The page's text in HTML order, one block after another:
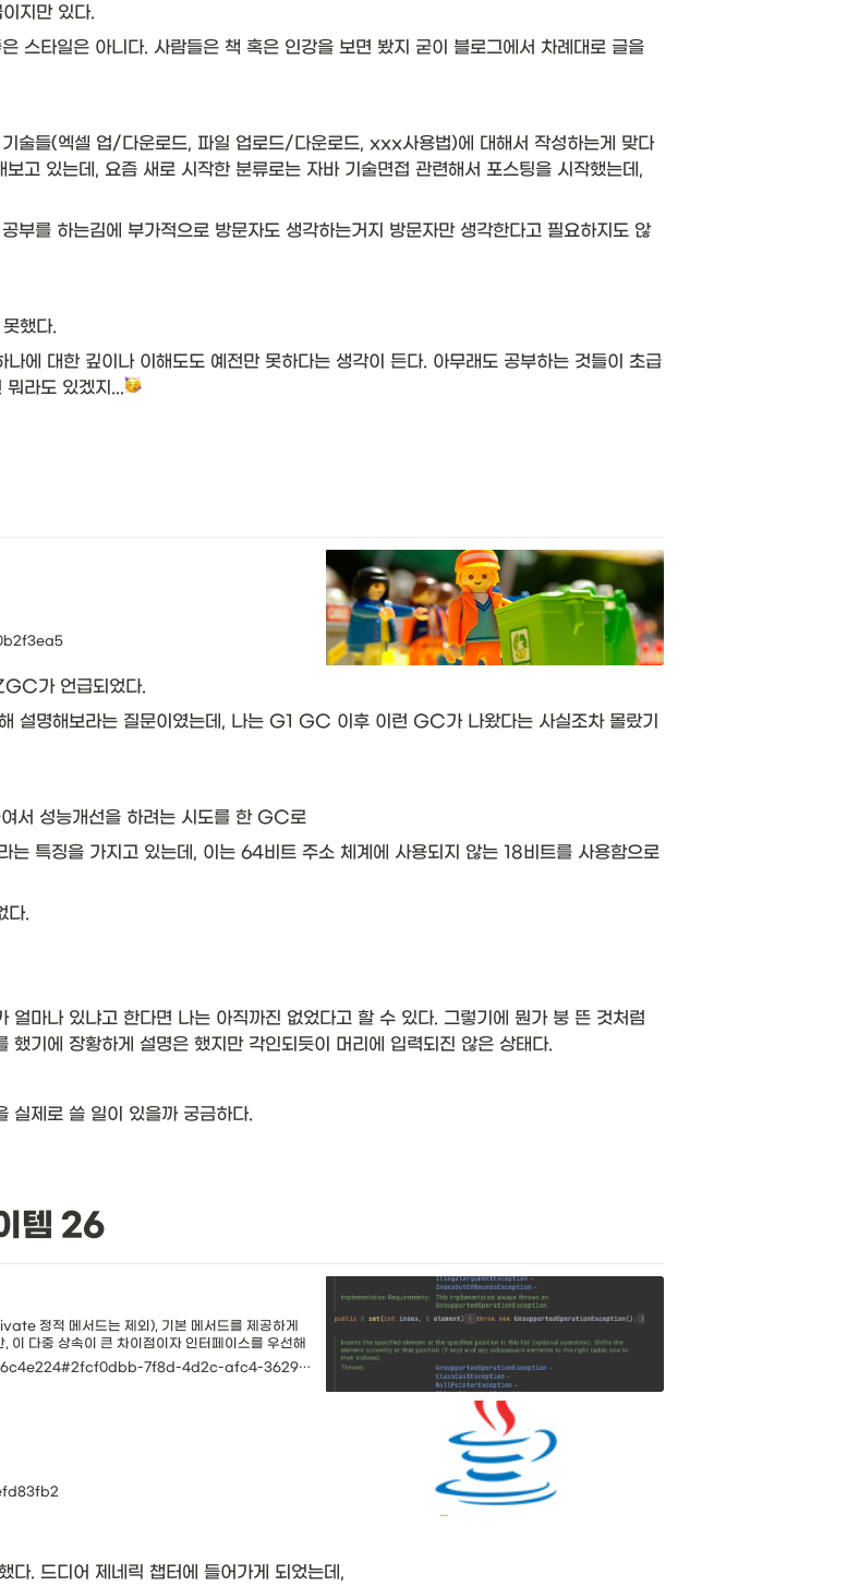
지만 있다.
스타일은 아니다. 사람들은 책 혹은 인강을 보면 봤지 굳이 블로그에서 차례대로 글을
술들(엑셀 업/다운로드, 파일 업로드/다운로드, xxx사용법)에 대해서 작성하는게 맞다
고 있는데, 요즘 새로 시작한 분류로는 자바 기술면접 관련해서 포스팅을 시작했는데,
부를 하는김에 부가적으로 방문자도 생각하는거지 방문자만 생각한다고 필요하지도 않
했다.
에 대한 깊이나 이해도도 예전만 못하다는 생각이 든다. 아무래도 공부하는 것들이 초급
라도 있겠지...
가 언급되었다.
설명해보라는 질문이였는데, 나는 G1 GC 이후 이런 GC가 나왔다는 사실조차 몰랐기
성능개선을 하려는 시도를 한 GC로
징을 가지고 있는데, 이는 64비트 주소 체계에 사용되지 않는 18비트를 사용함으로
다.
얼마나 있냐고 한다면 나는 아직까진 없었다고 할 수 있다. 그렇기에 뭔가 붕 뜬 것처럼
기에 장황하게 설명은 했지만 각인되듯이 머리에 입력되진 않은 상태다.
실제로 쓸 일이 있을까 궁금하다.
템 26
정적 메서드는 제외), 기본 메서드를 제공하게
이 다중 상속이 큰 차이점이자 인터페이스를 우선해
구현 클래스가 반드시 이 추상 클래스의 하위 클래https://catsbi.oopy.io/1a9e0c15-464d-436d-806c-3713e6c4e224#2fcf0dbb-7f8d-4d2c-afc4-3629e0c3c573
다. 드디어 제네릭 챕터에 들어가게 되었는데,